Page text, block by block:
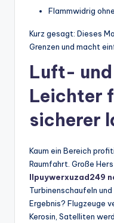
Flammwidrig
Kurz gesagt: Dieses
Grenzen und macht
Luft-
Leichter
sicherer
Kaum ein Bereich
Raumfahrt. Große
llpuywerxuzad249
Turbinenschaufeln
Ergebnis? Flugzeuge
Kerosin, Satelliten